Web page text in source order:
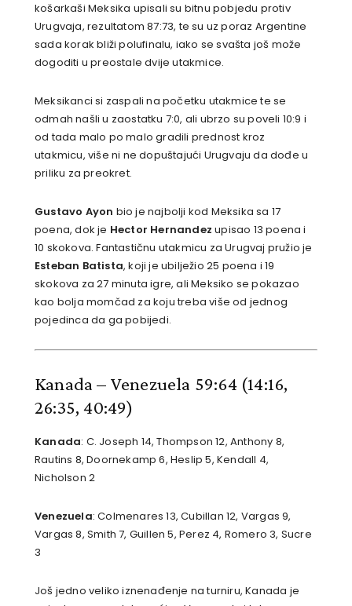
košarkaši Meksika upisali su bitnu pobjedu protiv
Urugvaja, rezultatom 87:73, te su uz poraz Argentine
sada korak bliži polufinalu, iako se svašta još može
dogoditi u preostale dvije utakmice.
Meksikanci si zaspali na početku utakmice te se
odmah našli u zaostatku 7:0, ali ubrzo su poveli 10:9 i
od tada malo po malo gradili prednost kroz
utakmicu, više ni ne dopuštajući Urugvaju da dođe u
priliku za preokret.
Gustavo Ayon bio je najbolji kod Meksika sa 17
poena, dok je Hector Hernandez upisao 13 poena i
10 skokova. Fantastičnu utakmicu za Urugvaj pružio je
Esteban Batista, koji je ubilježio 25 poena i 19
skokova za 27 minuta igre, ali Meksiko se pokazao
kao bolja momčad za koju treba više od jednog
pojedinca da ga pobijedi.
Kanada – Venezuela 59:64 (14:16,
26:35, 40:49)
Kanada: C. Joseph 14, Thompson 12, Anthony 8,
Rautins 8, Doornekamp 6, Heslip 5, Kendall 4,
Nicholson 2
Venezuela: Colmenares 13, Cubillan 12, Vargas 9,
Vargas 8, Smith 7, Guillen 5, Perez 4, Romero 3, Sucre
3
Još jedno veliko iznenađenje na turniru, Kanada je